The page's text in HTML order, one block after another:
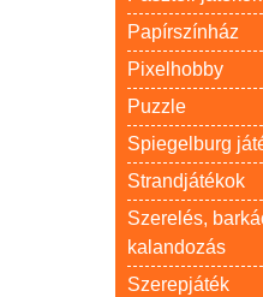
Papírszínház
Pixelhobby
Puzzle
Spiegelburg
Strandjátékok
Szerelés,
kalandozás
Szerepjáték